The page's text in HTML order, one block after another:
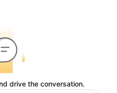
drive the conversation.